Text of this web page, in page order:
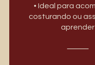
• Ideal para
costurando ou
aprender
⸻